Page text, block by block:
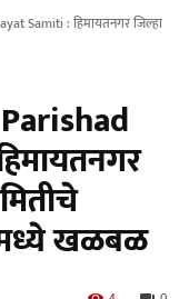
Samiti : हिमायतनगर जिल्हा
खळबळ